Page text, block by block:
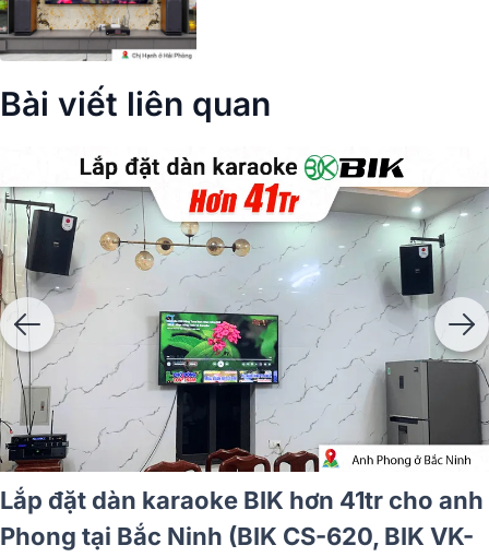
Bài viết liên quan
box mini cho
Quảng Ninh (BIK BK C-
5500)
Lắp đặt dàn
anh Thành tại